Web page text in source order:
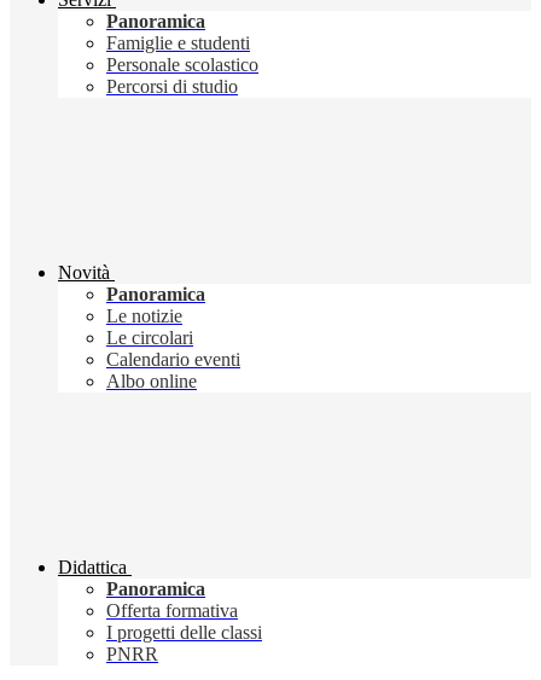
Panoramica
Famiglie e studenti
Personale scolastico
Percorsi di studio
Novità
Panoramica
Le notizie
Le circolari
Calendario eventi
Albo online
Didattica
Panoramica
Offerta formativa
I progetti delle classi
PNRR